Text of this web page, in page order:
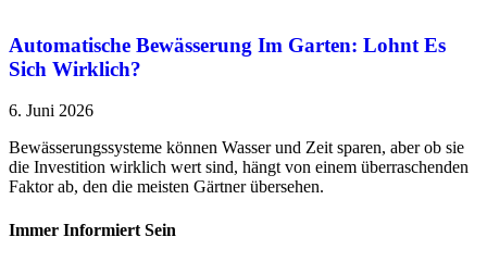
Automatische Bewässerung Im Garten: Lohnt Es
Sich Wirklich?
6. Juni 2026
Bewässerungssysteme können Wasser und Zeit sparen, aber ob sie
die Investition wirklich wert sind, hängt von einem überraschenden
Faktor ab, den die meisten Gärtner übersehen.
Immer Informiert Sein